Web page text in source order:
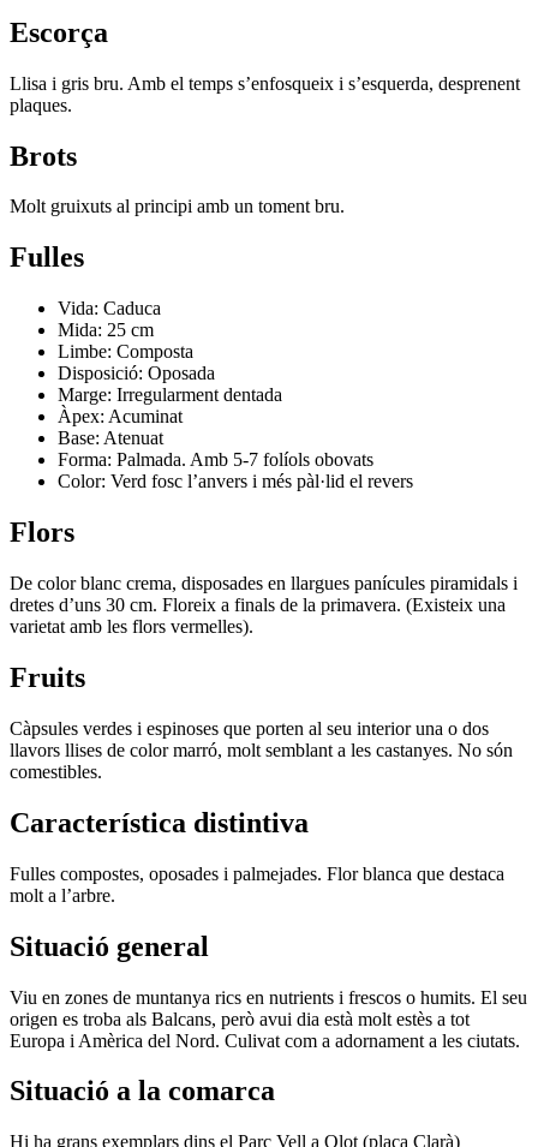
Escorça
Llisa i gris bru. Amb el temps s’enfosqueix i s’esquerda, desprenent
plaques.
Brots
Molt gruixuts al principi amb un toment bru.
Fulles
Vida: Caduca
Mida: 25 cm
Limbe: Composta
Disposició: Oposada
Marge: Irregularment dentada
Àpex: Acuminat
Base: Atenuat
Forma: Palmada. Amb 5-7 folíols obovats
Color: Verd fosc l’anvers i més pàl·lid el revers
Flors
De color blanc crema, disposades en llargues panícules piramidals i
dretes d’uns 30 cm. Floreix a finals de la primavera. (Existeix una
varietat amb les flors vermelles).
Fruits
Càpsules verdes i espinoses que porten al seu interior una o dos
llavors llises de color marró, molt semblant a les castanyes. No són
comestibles.
Característica distintiva
Fulles compostes, oposades i palmejades. Flor blanca que destaca
molt a l’arbre.
Situació general
Viu en zones de muntanya rics en nutrients i frescos o humits. El seu
origen es troba als Balcans, però avui dia està molt estès a tot
Europa i Amèrica del Nord. Culivat com a adornament a les ciutats.
Situació a la comarca
Hi ha grans exemplars dins el Parc Vell a Olot (plaça Clarà)